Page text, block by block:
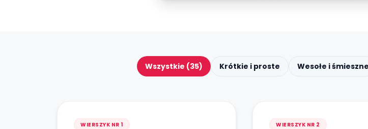
Wszystkie (35) Krótkie i proste Wesołe i śmieszne
WIERSZYK NR 1 WIERSZYK NR 2